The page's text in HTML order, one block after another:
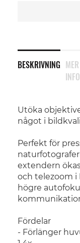
BESKRIVNING
Utöka
något i
Perfekt för
extendern
och telezoom i
högre
Fördelar
- Förlänger
MER